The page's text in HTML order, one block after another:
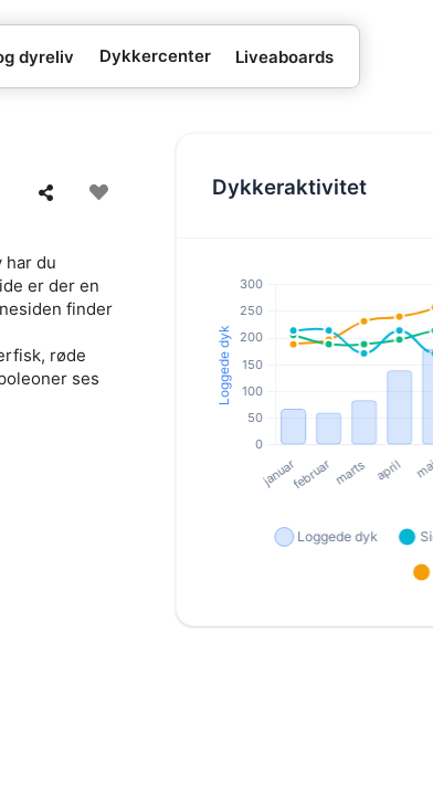
dyreliv Dykkercenter Liveaboards
har du
er der en
finder
røde
ses
Dykkeraktivitet